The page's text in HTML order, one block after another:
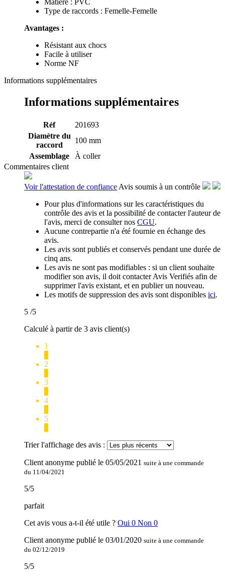
Type de raccords : Femelle-Femelle
Avantages :
Résistant aux chocs
Facile à utiliser
Norme NF
Informations supplémentaires
Informations supplémentaires
Réf
201693
Diamètre du
raccord
100 mm
Assemblage
À coller
Commentaires client
Voir l'attestation de confiance Avis soumis à un contrôle
Pour plus d'informations sur les caractéristiques du
contrôle des avis et la possibilité de contacter l'auteur de
l'avis, merci de consulter nos CGU.
Aucune contrepartie n'a été fournie en échange des
avis.
Les avis sont publiés et conservés pendant une durée de
cinq ans.
Les avis ne sont pas modifiables : si un client souhaite
modifier son avis, il doit contacter Avis Verifiés afin de
supprimer l'avis existant, et en publier un nouveau.
Les motifs de suppression des avis sont disponibles ici.
5 /5
Calculé à partir de 3 avis client(s)
1
2
3
4
5
Trier l'affichage des avis :
Client anonyme publié le 05/05/2021 suite à une commande
du 11/04/2021
5/5
parfait
Cet avis vous a-t-il été utile ? Oui 0 Non 0
Client anonyme publié le 03/01/2020 suite à une commande
du 02/12/2019
5/5